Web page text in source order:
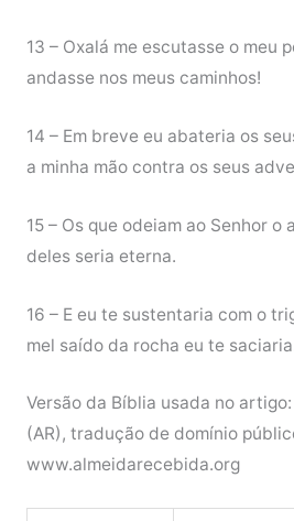
13 – Oxalá me escutasse o meu
andasse nos meus caminhos!
14 – Em breve eu abateria os
a minha mão contra os seus
15 – Os que odeiam ao Senhor o
deles seria eterna.
16 – E eu te sustentaria com o
mel saído da rocha eu te
Versão da Bíblia usada no
(AR), tradução de domínio
www.almeidarecebida.org